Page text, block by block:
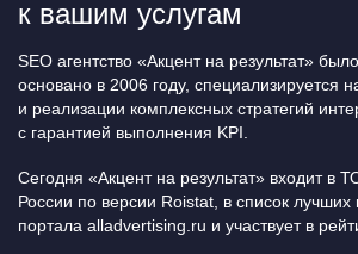
к вашим услугам
SEO агентство «Акцент на результат» было
основано в 2006 году, специализируется
и реализации комплексных стратегий
с гарантией выполнения KPI.
Сегодня «Акцент на результат» входит в
России по версии Roistat, в список
портала alladvertising.ru и участвует в